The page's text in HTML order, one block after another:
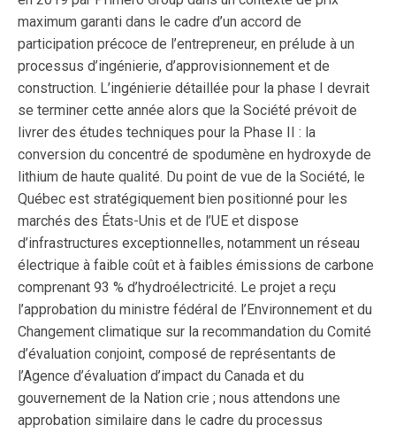
maximum garanti dans le cadre d’un accord de
participation précoce de l’entrepreneur, en prélude à un
processus d’ingénierie, d’approvisionnement et de
construction. L’ingénierie détaillée pour la phase I devrait
se terminer cette année alors que la Société prévoit de
livrer des études techniques pour la Phase II : la
conversion du concentré de spodumène en hydroxyde de
lithium de haute qualité. Du point de vue de la Société, le
Québec est stratégiquement bien positionné pour les
marchés des États-Unis et de l’UE et dispose
d’infrastructures exceptionnelles, notamment un réseau
électrique à faible coût et à faibles émissions de carbone
comprenant 93 % d’hydroélectricité. Le projet a reçu
l’approbation du ministre fédéral de l’Environnement et du
Changement climatique sur la recommandation du Comité
d’évaluation conjoint, composé de représentants de
l’Agence d’évaluation d’impact du Canada et du
gouvernement de la Nation crie ; nous attendons une
approbation similaire dans le cadre du processus